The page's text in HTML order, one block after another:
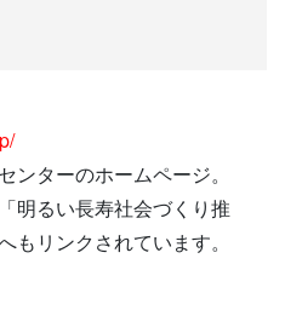
ンターのホームページ。
明るい長寿社会づくり推
もリンクされています。